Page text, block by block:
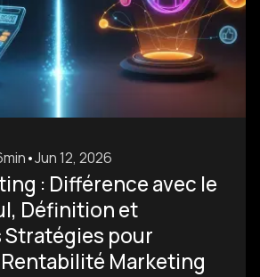
•Jun 12, 2026
: Différence avec le
Définition et
Stratégies pour
Marketing